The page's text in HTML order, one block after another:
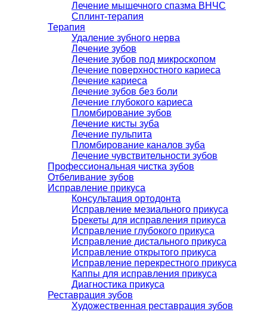
Лечение мышечного спазма ВНЧС
Сплинт-терапия
Терапия
Удаление зубного нерва
Лечение зубов
Лечение зубов под микроскопом
Лечение поверхностного кариеса
Лечение кариеса
Лечение зубов без боли
Лечение глубокого кариеса
Пломбирование зубов
Лечение кисты зуба
Лечение пульпита
Пломбирование каналов зуба
Лечение чувствительности зубов
Профессиональная чистка зубов
Отбеливание зубов
Исправление прикуса
Консультация ортодонта
Исправление мезиального прикуса
Брекеты для исправления прикуса
Исправление глубокого прикуса
Исправление дистального прикуса
Исправление открытого прикуса
Исправление перекрестного прикуса
Каппы для исправления прикуса
Диагностика прикуса
Реставрация зубов
Художественная реставрация зубов